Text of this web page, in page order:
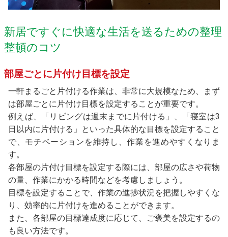
新居ですぐに快適な生活を送るための整理
整頓のコツ
部屋ごとに片付け目標を設定
一軒まるごと片付ける作業は、非常に大規模なため、まず
は部屋ごとに片付け目標を設定することが重要です。
例えば、「リビングは週末までに片付ける」、「寝室は3
日以内に片付ける」といった具体的な目標を設定すること
で、モチベーションを維持し、作業を進めやすくなりま
す。
各部屋の片付け目標を設定する際には、部屋の広さや荷物
の量、作業にかかる時間などを考慮しましょう。
目標を設定することで、作業の進捗状況を把握しやすくな
り、効率的に片付けを進めることができます。
また、各部屋の目標達成度に応じて、ご褒美を設定するの
も良い方法です。